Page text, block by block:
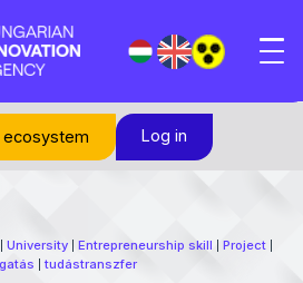
ecosystem Log in
University| Entrepreneurship skill Project|
tudástranszfer